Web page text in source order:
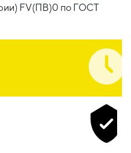
FV(ПВ)0 по ГОСТ